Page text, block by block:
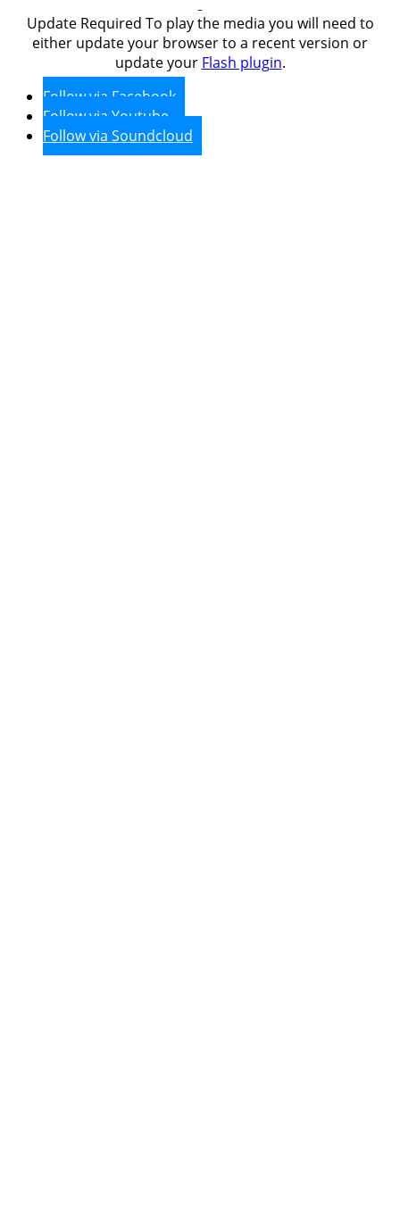
Update Required To play the media you will need to
either update your browser to a recent version or
update your Flash plugin.
Follow via Facebook
Follow via Youtube
Follow via Soundcloud